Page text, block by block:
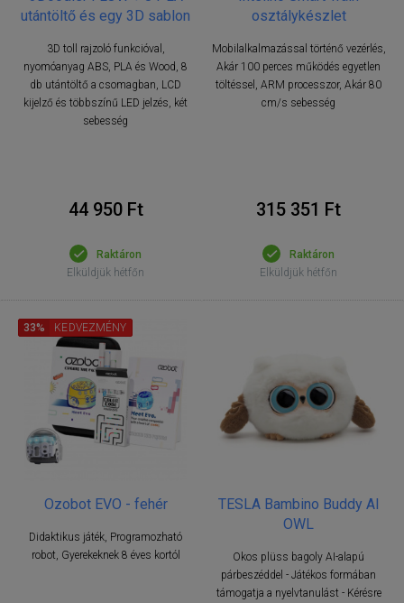
utántöltő és egy 3D sablon
3D toll rajzoló funkcióval,
nyomóanyag ABS, PLA és Wood, 8
db utántöltő a csomagban, LCD
kijelző és többszínű LED jelzés, két
sebesség
44 950 Ft
Raktáron
Elküldjük hétfőn
osztálykészlet
Mobilalkalmazással történő vezérlés,
Akár 100 perces működés egyetlen
töltéssel, ARM processzor, Akár 80
cm/s sebesség
315 351 Ft
Raktáron
Elküldjük hétfőn
Ozobot EVO - fehér
Didaktikus játék, Programozható
robot, Gyerekeknek 8 éves kortól
33% KEDVEZMÉNY
TESLA Bambino Buddy AI
OWL
Okos plüss bagoly AI-alapú
párbeszéddel - Játékos formában
támogatja a nyelvtanulást - Kérésre